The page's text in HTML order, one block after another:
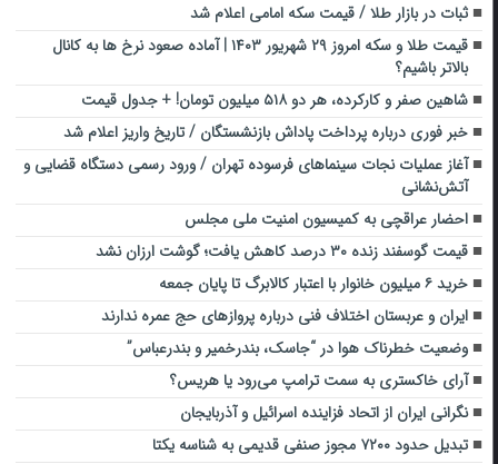
ثبات در بازار طلا / قیمت سکه امامی اعلام شد
قیمت طلا و سکه امروز ۲۹ شهریور ۱۴۰۳ | آماده صعود نرخ ها به کانال
بالاتر باشیم؟
شاهین صفر و کارکرده، هر دو ۵۱۸ میلیون تومان! + جدول قیمت
خبر فوری درباره پرداخت پاداش بازنشستگان / تاریخ واریز اعلام شد
آغاز عملیات نجات سینماهای فرسوده تهران / ورود رسمی دستگاه قضایی و
آتش‌نشانی
احضار عراقچی به کمیسیون امنیت ملی مجلس
قیمت گوسفند زنده ۳۰ درصد کاهش یافت؛ گوشت ارزان نشد
خرید ۶ میلیون خانوار با اعتبار کالابرگ تا پایان جمعه
ایران و عربستان اختلاف فنی درباره پروازهای حج عمره ندارند
وضعیت خطرناک هوا در “جاسک، بندرخمیر و بندرعباس”
آرای خاکستری به سمت ترامپ می‌رود یا هریس؟
نگرانی ایران از اتحاد فزاینده اسرائیل و آذربایجان
تبدیل حدود ۷۲۰۰ مجوز صنفی قدیمی به شناسه یکتا